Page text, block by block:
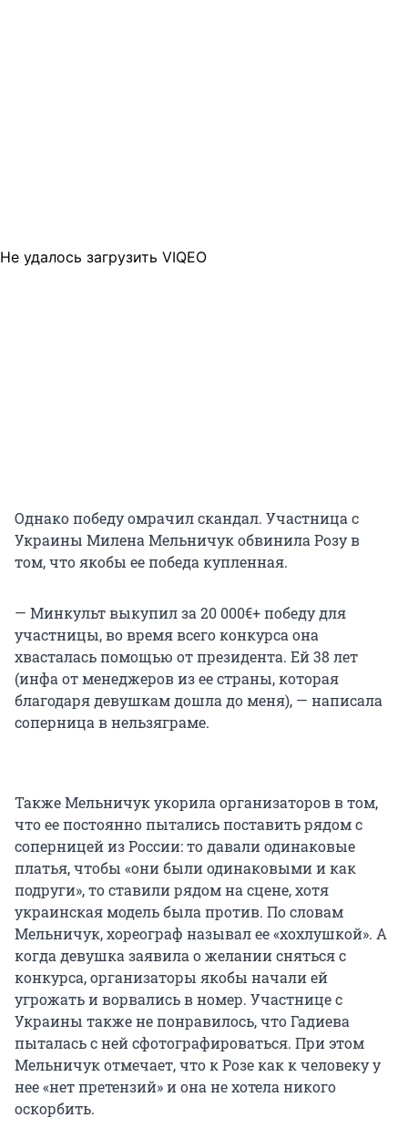
Не удалось загрузить VIQEO
Однако победу омрачил скандал. Участница с
Украины Милена Мельничук обвинила Розу в
том, что якобы ее победа купленная.
— Минкульт выкупил за 20 000€+ победу для
участницы, во время всего конкурса она
хвасталась помощью от президента. Ей 38 лет
(инфа от менеджеров из ее страны, которая
благодаря девушкам дошла до меня), — написала
соперница в нельзяграме.
Также Мельничук укорила организаторов в том,
что ее постоянно пытались поставить рядом с
соперницей из России: то давали одинаковые
платья, чтобы «они были одинаковыми и как
подруги», то ставили рядом на сцене, хотя
украинская модель была против. По словам
Мельничук, хореограф называл ее «хохлушкой». А
когда девушка заявила о желании сняться с
конкурса, организаторы якобы начали ей
угрожать и ворвались в номер. Участнице с
Украины также не понравилось, что Гадиева
пыталась с ней сфотографироваться. При этом
Мельничук отмечает, что к Розе как к человеку у
нее «нет претензий» и она не хотела никого
оскорбить.